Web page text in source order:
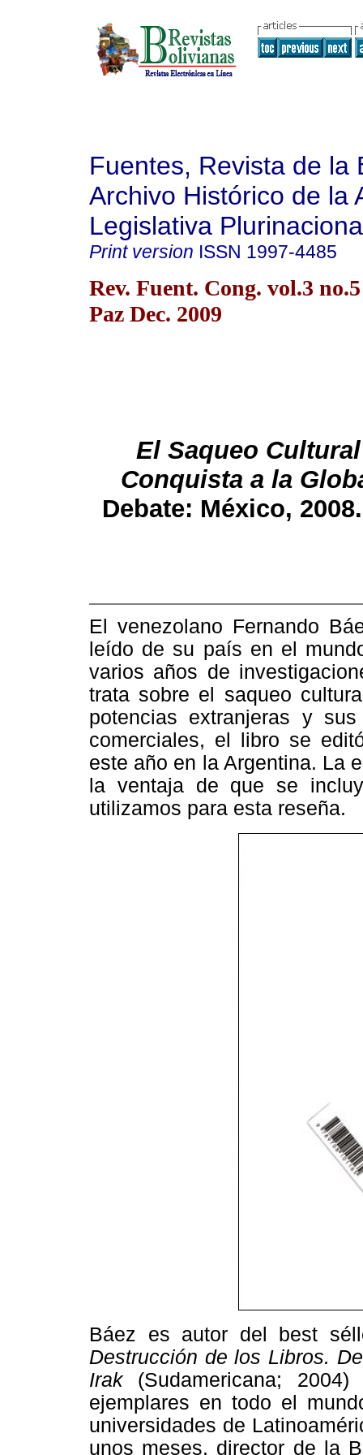
Fuentes, Revista de la
Archivo Histórico de la
Legislativa
Print version ISSN 1997-4485
Rev. Fuent. Cong. vol.3
Paz Dec. 2009
El Saqueo
Conquista a la
Debate: México,
El venezolano Fernando
leído de su país en el
varios años de
trata sobre el saqueo
potencias extranjeras y
comerciales, el libro se
este año en la Argentina. La
la ventaja de que se
utilizamos para esta reseña.
Báez es autor del best
Destrucción de los Libros.
Irak (Sudamericana;
ejemplares en todo el
universidades de
unos meses, director de la